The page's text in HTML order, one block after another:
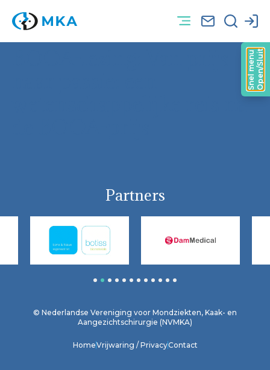
wetenschappelijke reis na
Partners
5 6 7 8 9 1011 12
© Nederlandse Vereniging voor Mondziekten, Kaak- en
Aangezichtschirurgie (NVMKA)
HomeVrijwaring / PrivacyContact
Open/Sluit
Snel menu